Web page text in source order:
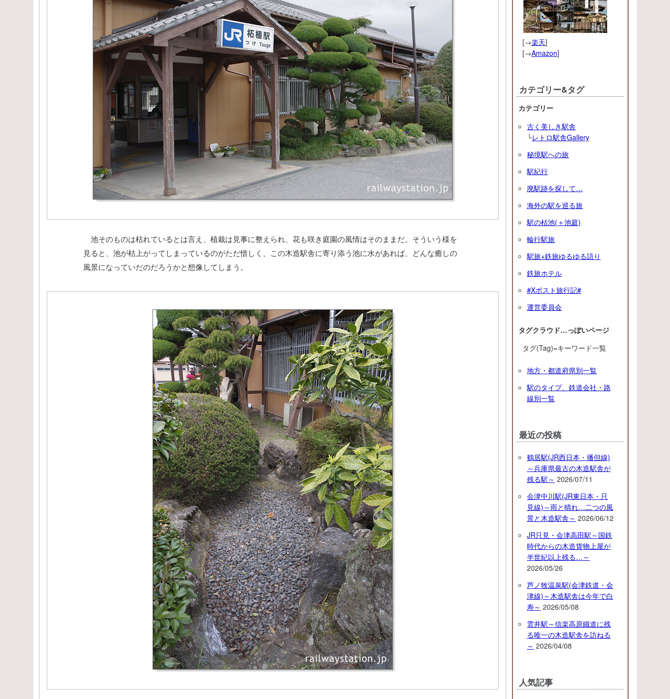
池そのものは枯れているとは言え、植栽は見事に整えられ、花も咲き庭園の風情はそのままだ。そういう様を
見ると、池が枯上がってしまっているのがただ惜しく、この木造駅舎に寄り添う池に水があれば、どんな癒しの
風景になっていだのだろうかと想像してしまう。
[→楽天]
[→Amazon]
カテゴリー&タグ
カテゴリー
古く美しき駅舎
└レトロ駅舎Gallery
秘境駅への旅
駅紀行
廃駅跡を探して…
海外の駅を巡る旅
駅の枯池(＋池庭)
輪行駅旅
駅旅+鉄旅ゆるゆる語り
鉄旅ホテル
#Xポスト旅行記#
運営委員会
タグクラウド…っぽいページ
タグ(Tag)=キーワード一覧
地方・都道府県別一覧
駅のタイプ、鉄道会社・路
線別一覧
最近の投稿
鶴居駅(JR西日本・播但線)
～兵庫県最古の木造駅舎が
残る駅～ 2026/07/11
会津中川駅(JR東日本・只
見線)～雨と晴れ…二つの風
景と木造駅舎～ 2026/06/12
JR只見・会津高田駅～国鉄
時代からの木造貨物上屋が
半世紀以上残る…～
2026/05/26
芦ノ牧温泉駅(会津鉄道・会
津線)～木造駅舎は今年で白
寿～ 2026/05/08
雲井駅～信楽高原鐵道に残
る唯一の木造駅舎を訪ねる
～ 2026/04/08
人気記事